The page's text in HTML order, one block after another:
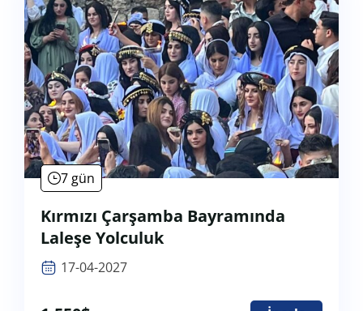
7 gün
Kırmızı Çarşamba Bayramında
Laleşe Yolculuk
17-04-2027